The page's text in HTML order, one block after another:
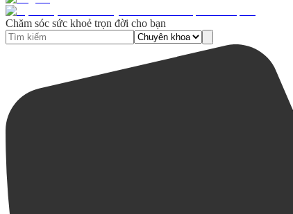
Chăm sóc sức khoẻ trọn đời cho bạn